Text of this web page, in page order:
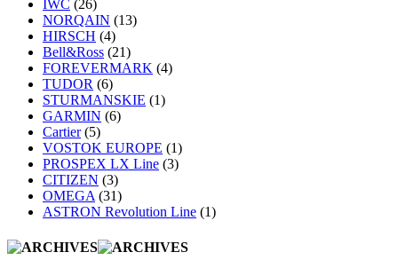
IWC (26)
NORQAIN (13)
HIRSCH (4)
Bell&Ross (21)
FOREVERMARK (4)
TUDOR (6)
STURMANSKIE (1)
GARMIN (6)
Cartier(5)
VOSTOK EUROPE (1)
PROSPEX LX Line (3)
CITIZEN (3)
OMEGA (31)
ASTRON Revolution Line (1)